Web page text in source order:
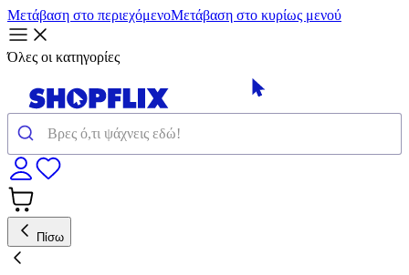
Μετάβαση στο περιεχόμενοΜετάβαση στο κυρίως μενού
Όλες οι κατηγορίες
Πίσω